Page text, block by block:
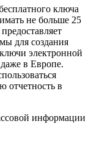
ключа
не больше 25
для создания
электронной
в Европе.
отчетность в
информации